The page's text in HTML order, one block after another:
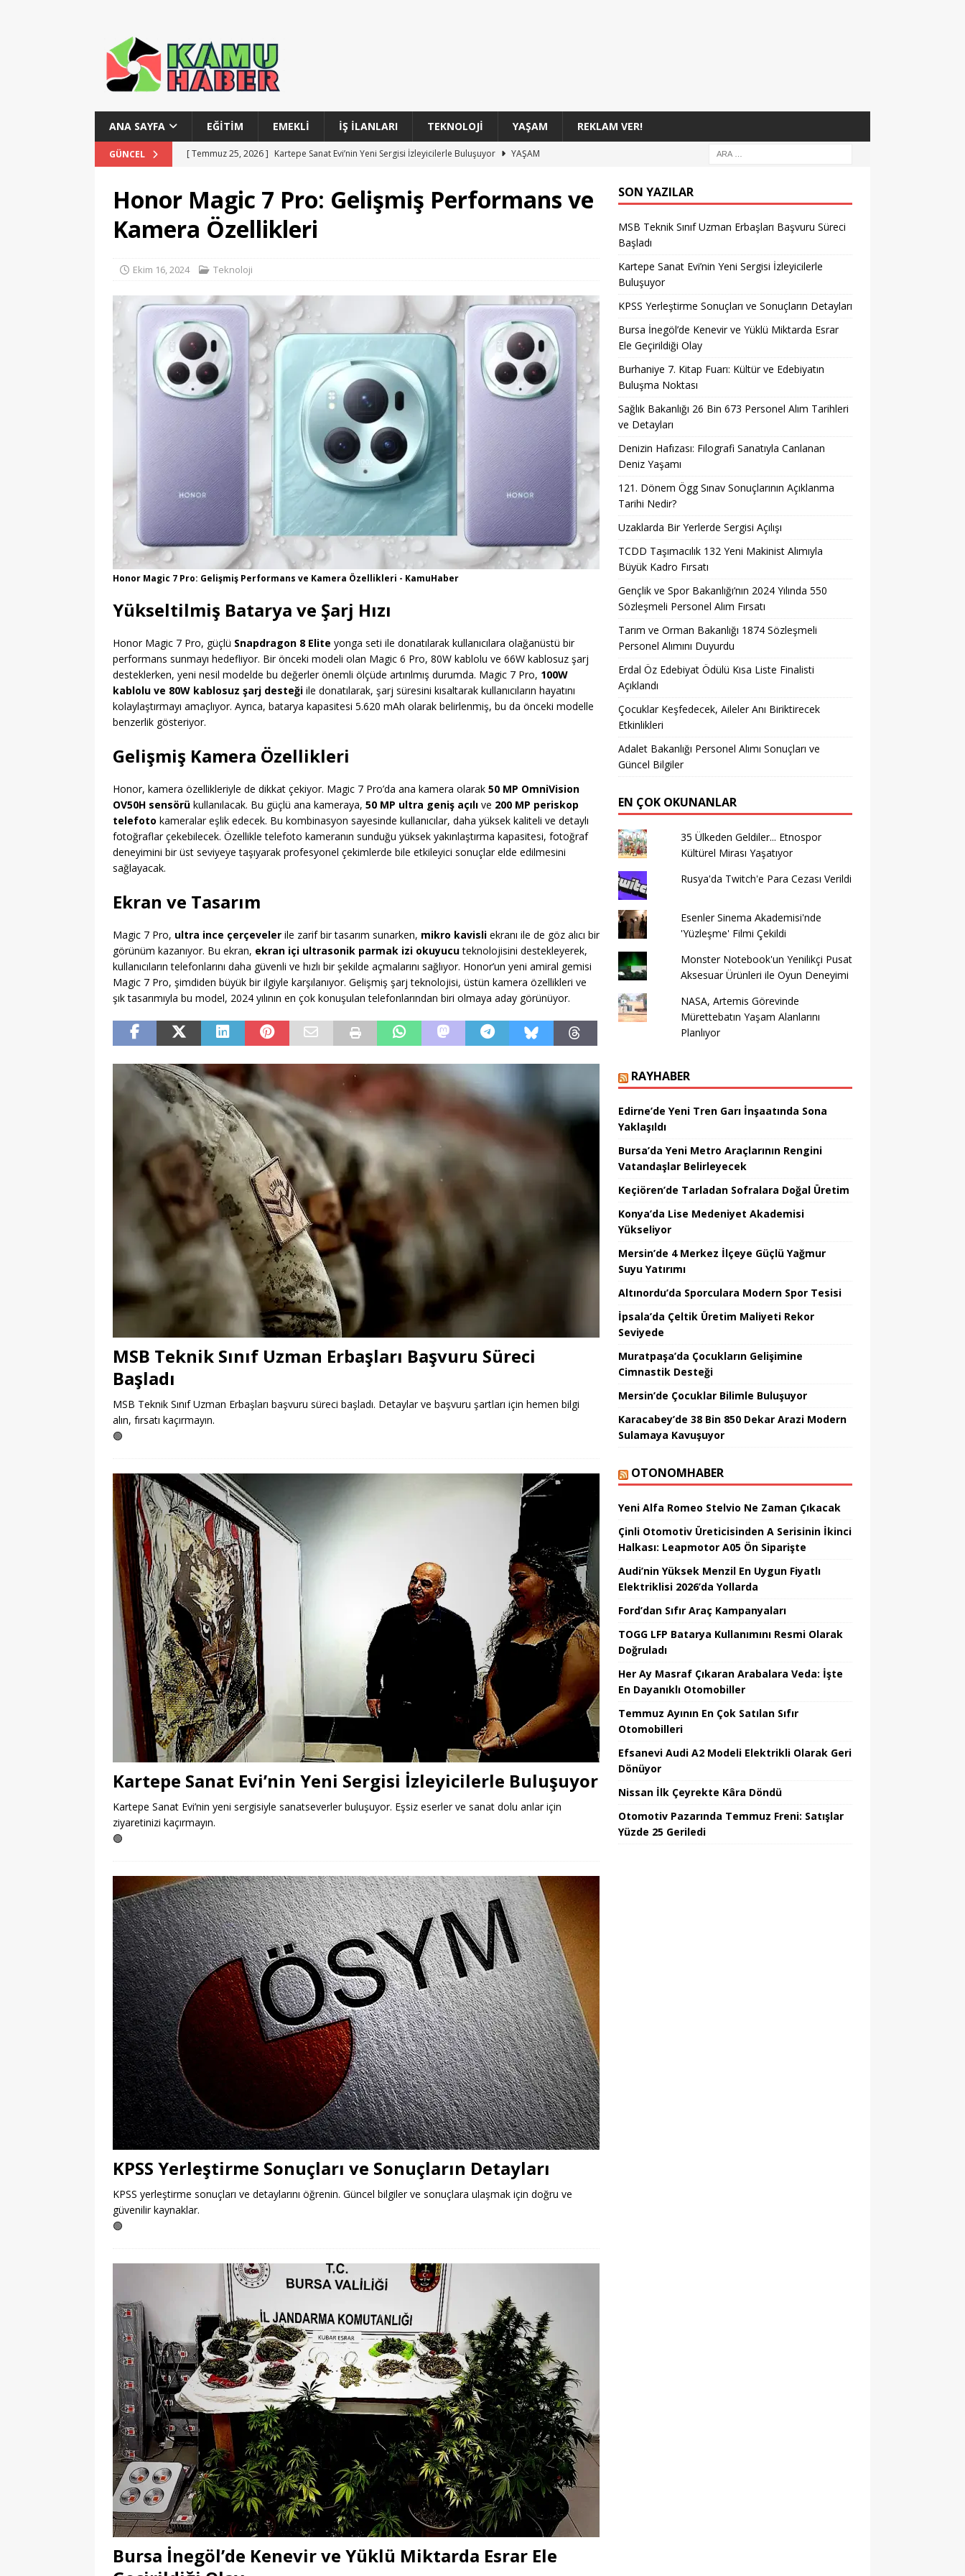
ANA SAYFA EĞITIM EMEKLI İŞ İLANLARI TEKNOLOJI YAŞAM REKLAM VER!
GÜNCEL [ Temmuz 25, 2026 ] Kartepe Sanat Evi’nin Yeni Sergisi İzleyicilerle Buluşuyor
YAŞAM
[ Temmuz 23, 2026 ]
Bursa İnegöl’de Kenevir ve Yüklü Miktarda Esrar Ele Geçirildiği Olay
GENEL
[ Temmuz 22, 2026 ] Burhaniye 7. Kitap Fuarı: Kültür ve Edebiyatın Buluşma Noktası
Honor Magic 7 Pro: Gelişmiş Performans ve
Kamera Özellikleri
Ekim 16, 2024 Teknoloji
Honor Magic 7 Pro: Gelişmiş Performans ve Kamera Özellikleri - KamuHaber
Yükseltilmiş Batarya ve Şarj Hızı
Honor Magic 7 Pro, güçlü Snapdragon 8 Elite yonga seti ile donatılarak kullanıcılara olağanüstü bir
performans sunmayı hedefliyor. Bir önceki modeli olan Magic 6 Pro, 80W kablolu ve 66W kablosuz şarj
desteklerken, yeni nesil modelde bu değerler önemli ölçüde artırılmış durumda. Magic 7 Pro, 100W
kablolu ve 80W kablosuz şarj desteği ile donatılarak, şarj süresini kısaltarak kullanıcıların hayatını
kolaylaştırmayı amaçlıyor. Ayrıca, batarya kapasitesi 5.620 mAh olarak belirlenmiş, bu da önceki modelle
benzerlik gösteriyor.
Gelişmiş Kamera Özellikleri
Honor, kamera özellikleriyle de dikkat çekiyor. Magic 7 Pro’da ana kamera olarak 50 MP OmniVision
OV50H sensörü kullanılacak. Bu güçlü ana kameraya, 50 MP ultra geniş açılı ve 200 MP periskop
telefoto kameralar eşlik edecek. Bu kombinasyon sayesinde kullanıcılar, daha yüksek kaliteli ve detaylı
fotoğraflar çekebilecek. Özellikle telefoto kameranın sunduğu yüksek yakınlaştırma kapasitesi, fotoğraf
deneyimini bir üst seviyeye taşıyarak profesyonel çekimlerde bile etkileyici sonuçlar elde edilmesini
sağlayacak.
Ekran ve Tasarım
Magic 7 Pro, ultra ince çerçeveler ile zarif bir tasarım sunarken, mikro kavisli ekranı ile de göz alıcı bir
görünüm kazanıyor. Bu ekran, ekran içi ultrasonik parmak izi okuyucuteknolojisini destekleyerek,
kullanıcıların telefonlarını daha güvenli ve hızlı bir şekilde açmalarını sağlıyor. Honor’un yeni amiral gemisi
Magic 7 Pro, şimdiden büyük bir ilgiyle karşılanıyor. Gelişmiş şarj teknolojisi, üstün kamera özellikleri ve
şık tasarımıyla bu model, 2024 yılının en çok konuşulan telefonlarından biri olmaya aday görünüyor.
MSB Teknik Sınıf Uzman Erbaşları Başvuru Süreci
Başladı
MSB Teknik Sınıf Uzman Erbaşları başvuru süreci başladı. Detaylar ve başvuru şartları için hemen bilgi
alın, fırsatı kaçırmayın.
🟢
Kartepe Sanat Evi’nin Yeni Sergisi İzleyicilerle Buluşuyor
Kartepe Sanat Evi’nin yeni sergisiyle sanatseverler buluşuyor. Eşsiz eserler ve sanat dolu anlar için
ziyaretinizi kaçırmayın.
🟢
KPSS Yerleştirme Sonuçları ve Sonuçların Detayları
KPSS yerleştirme sonuçları ve detaylarını öğrenin. Güncel bilgiler ve sonuçlara ulaşmak için doğru ve
güvenilir kaynaklar.
🟢
Bursa İnegöl’de Kenevir ve Yüklü Miktarda Esrar Ele
SON YAZILAR
MSB Teknik Sınıf Uzman Erbaşları Başvuru Süreci
Başladı
Kartepe Sanat Evi’nin Yeni Sergisi İzleyicilerle
Buluşuyor
KPSS Yerleştirme Sonuçları ve Sonuçların Detayları
Bursa İnegöl’de Kenevir ve Yüklü Miktarda Esrar
Ele Geçirildiği Olay
Burhaniye 7. Kitap Fuarı: Kültür ve Edebiyatın
Buluşma Noktası
Sağlık Bakanlığı 26 Bin 673 Personel Alım Tarihleri
ve Detayları
Denizin Hafızası: Filografi Sanatıyla Canlanan
Deniz Yaşamı
121. Dönem Ögg Sınav Sonuçlarının Açıklanma
Tarihi Nedir?
Uzaklarda Bir Yerlerde Sergisi Açılışı
TCDD Taşımacılık 132 Yeni Makinist Alımıyla
Büyük Kadro Fırsatı
Gençlik ve Spor Bakanlığı’nın 2024 Yılında 550
Sözleşmeli Personel Alım Fırsatı
Tarım ve Orman Bakanlığı 1874 Sözleşmeli
Personel Alımını Duyurdu
Erdal Öz Edebiyat Ödülü Kısa Liste Finalisti
Açıklandı
Çocuklar Keşfedecek, Aileler Anı Biriktirecek
Etkinlikleri
Adalet Bakanlığı Personel Alımı Sonuçları ve
Güncel Bilgiler
EN ÇOK OKUNANLAR
35 Ülkeden Geldiler... Etnospor
Kültürel Mirası Yaşatıyor
Rusya'da Twitch'e Para Cezası Verildi
Esenler Sinema Akademisi'nde
'Yüzleşme' Filmi Çekildi
Monster Notebook'un Yenilikçi Pusat
Aksesuar Ürünleri ile Oyun Deneyimi
NASA, Artemis Görevinde
Mürettebatın Yaşam Alanlarını
Planlıyor
RAYHABER
Edirne’de Yeni Tren Garı İnşaatında Sona
Yaklaşıldı
Bursa’da Yeni Metro Araçlarının Rengini
Vatandaşlar Belirleyecek
Keçiören’de Tarladan Sofralara Doğal Üretim
Konya’da Lise Medeniyet Akademisi
Yükseliyor
Mersin’de 4 Merkez İlçeye Güçlü Yağmur
Suyu Yatırımı
Altınordu’da Sporculara Modern Spor Tesisi
İpsala’da Çeltik Üretim Maliyeti Rekor
Seviyede
Muratpaşa’da Çocukların Gelişimine
Cimnastik Desteği
Mersin’de Çocuklar Bilimle Buluşuyor
Karacabey’de 38 Bin 850 Dekar Arazi Modern
Sulamaya Kavuşuyor
OTONOMHABER
Yeni Alfa Romeo Stelvio Ne Zaman Çıkacak
Çinli Otomotiv Üreticisinden A Serisinin İkinci
Halkası: Leapmotor A05 Ön Siparişte
Audi’nin Yüksek Menzil En Uygun Fiyatlı
Elektriklisi 2026’da Yollarda
Ford’dan Sıfır Araç Kampanyaları
TOGG LFP Batarya Kullanımını Resmi Olarak
Doğruladı
Her Ay Masraf Çıkaran Arabalara Veda: İşte
En Dayanıklı Otomobiller
Temmuz Ayının En Çok Satılan Sıfır
Otomobilleri
Efsanevi Audi A2 Modeli Elektrikli Olarak Geri
Dönüyor
Nissan İlk Çeyrekte Kâra Döndü
Otomotiv Pazarında Temmuz Freni: Satışlar
Yüzde 25 Geriledi